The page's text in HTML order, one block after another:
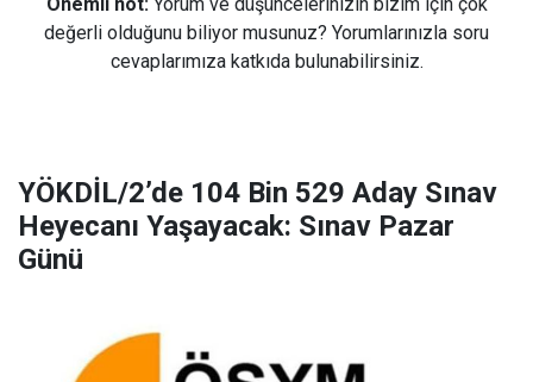
değerli olduğunu biliyor musunuz? Yorumlarınızla soru
cevaplarımıza katkıda bulunabilirsiniz.
YÖKDİL/2’de 104 Bin 529 Aday Sınav
Heyecanı Yaşayacak: Sınav Pazar
Günü